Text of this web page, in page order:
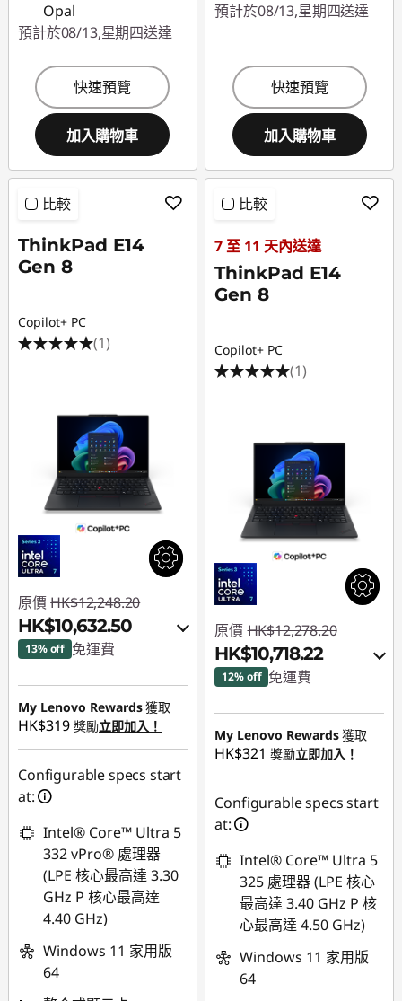
Opal
預計於08/13,星期四送達
快速預覽
加入購物車
預計於08/13,星期四送達
快速預覽
加入購物車
比較
ThinkPad E14
Gen 8
Copilot+ PC
(1)
原價 HK$12,248.20
HK$10,632.50
13% off 免運費
即省 :-HK$838.29
或者
eCoupon Savings :-
HK$1,615.70
*Savings cannot be
combined
使用優惠券 :
THINKAUG
My Lenovo Rewards獲取
HK$319 獎勵立即加入！
Configurable specs start
at:
Intel® Core™ Ultra 5
332 vPro® 處理器
(LPE 核心最高達 3.30
GHz P 核心最高達
4.40 GHz)
Windows 11 家用版
64
比較
7 至 11 天內送達
ThinkPad E14
Gen 8
Copilot+ PC
(1)
原價 HK$12,278.20
HK$10,718.22
12% off 免運費
即省 :-HK$777.06
或者
eCoupon Savings :-
HK$1,559.98
*Savings cannot be
combined
使用優惠券 :
THINKAUG
My Lenovo Rewards獲取
HK$321 獎勵立即加入！
Configurable specs start
at:
Intel® Core™ Ultra 5
325 處理器 (LPE 核心
最高達 3.40 GHz P 核
心最高達 4.50 GHz)
Windows 11 家用版
64